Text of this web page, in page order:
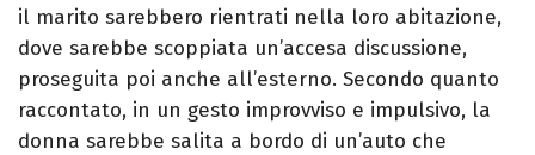
il marito sarebbero rientrati nella loro abitazione,
dove sarebbe scoppiata un’accesa discussione,
proseguita poi anche all’esterno. Secondo quanto
raccontato, in un gesto improvviso e impulsivo, la
donna sarebbe salita a bordo di un’auto che